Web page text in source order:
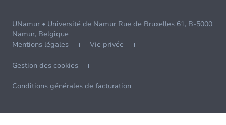
UNamur • Université de Namur Rue de Bruxelles 61, B-5000
Namur, Belgique
Mentions légales
Vie privée
Gestion des cookies
Conditions générales de facturation